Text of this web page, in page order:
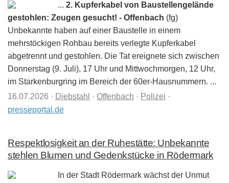
... 2. Kupferkabel von Baustellengelände
gestohlen: Zeugen gesucht! - Offenbach (fg)
Unbekannte haben auf einer Baustelle in einem
mehrstöckigen Rohbau bereits verlegte Kupferkabel
abgetrennt und gestohlen. Die Tat ereignete sich zwischen
Donnerstag (9. Juli), 17 Uhr und Mittwochmorgen, 12 Uhr,
im Starkenburgring im Bereich der 60er-Hausnummern. ...
16.07.2026 · Diebstahl · Offenbach · Polizei ·
presseportal.de
Respektlosigkeit an der Ruhestätte: Unbekannte
stehlen Blumen und Gedenkstücke in Rödermark
In der Stadt Rödermark wächst der Unmut